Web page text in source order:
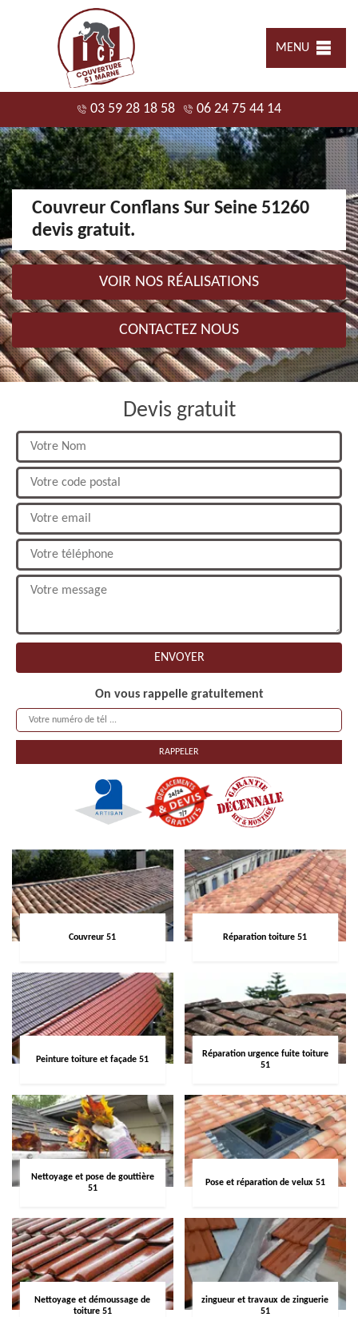
MENU
03 59 28 18 58 06 24 75 44 14
Couvreur Conflans Sur Seine 51260
devis gratuit.
VOIR NOS RÉALISATIONS
CONTACTEZ NOUS
Devis gratuit
On vous rappelle gratuitement
Couvreur 51 Réparation toiture 51
Peinture toiture et façade 51
Réparation urgence fuite toiture
51
Nettoyage et pose de gouttière
51
Pose et réparation de velux 51
Nettoyage et démoussage de
toiture 51
zingueur et travaux de zinguerie
51